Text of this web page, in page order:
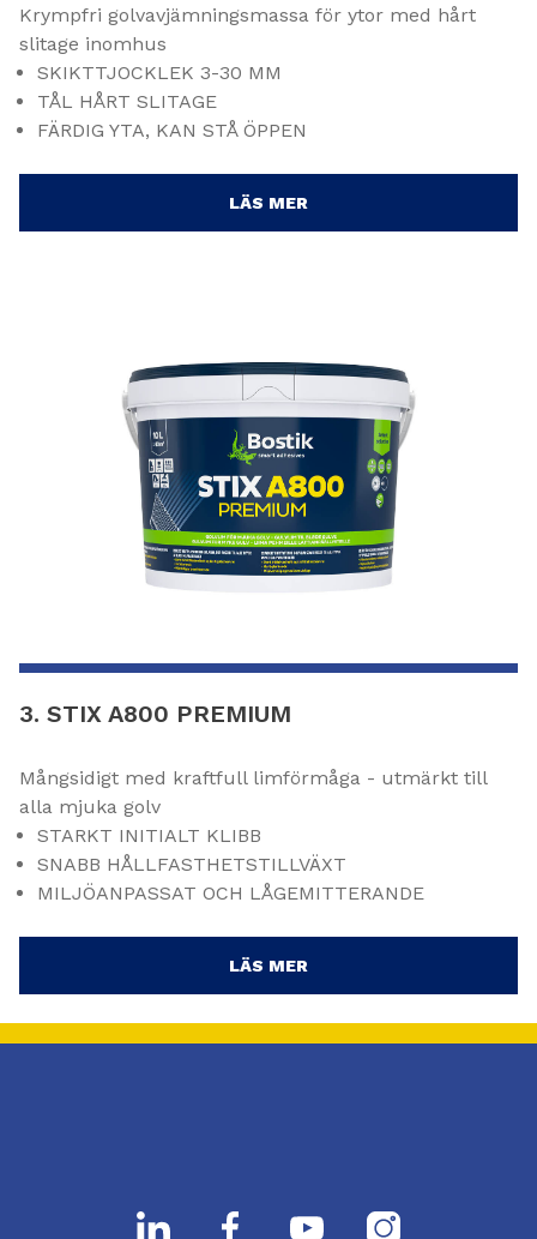
Krympfri golvavjämningsmassa för ytor med hårt
slitage inomhus
SKIKTTJOCKLEK 3-30 MM
TÅL HÅRT SLITAGE
FÄRDIG YTA, KAN STÅ ÖPPEN
LÄS MER
3. STIX A800 PREMIUM
Mångsidigt med kraftfull limförmåga - utmärkt till
alla mjuka golv
STARKT INITIALT KLIBB
SNABB HÅLLFASTHETSTILLVÄXT
MILJÖANPASSAT OCH LÅGEMITTERANDE
LÄS MER